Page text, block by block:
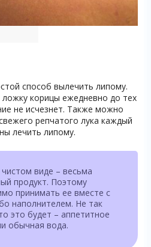
способ вылечить липому.
корицы ежедневно до тех
не исчезнет. Также можно
репчатого лука каждый
лечить липому.
виде – весьма
продукт. Поэтому
принимать ее вместе с
наполнителем. Не так
это будет – аппетитное
обычная вода.